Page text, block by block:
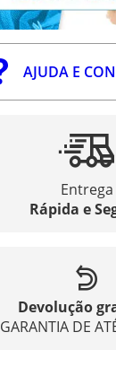
AJUDA E
Entrega
Rápida e
Devolução
GARANTIA DE